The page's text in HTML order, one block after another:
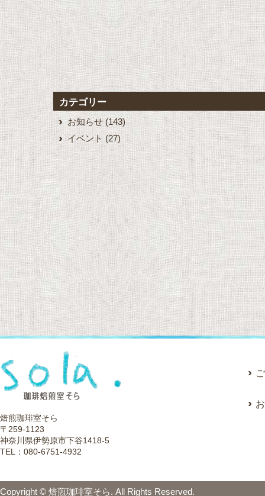
カテゴリー
お知らせ(143)
イベント (27)
焙煎珈琲室そら
〒259-1123
神奈川県伊勢原市下谷1418-5
TEL：080-6751-4932
Copyright © 焙煎珈琲室そら. All Rights Reserved.